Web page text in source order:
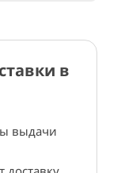
в
выдачи